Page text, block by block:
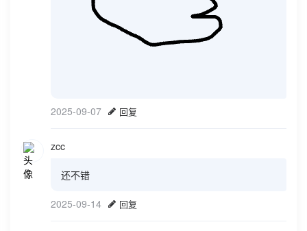
2025-09-07 回复
zcc
还不错
2025-09-14 回复